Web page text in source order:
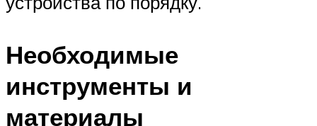
Необходимые
инструменты и
материалы